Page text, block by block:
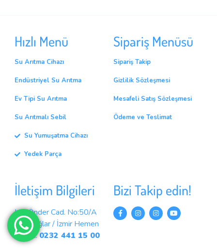
Hızlı Menü
Su Arıtma Cihazı
Endüstriyel Su Arıtma
Ev Tipi Su Arıtma
Su Arıtmalı Sebil
Su Yumuşatma Cihazı
Yedek Parça
Sipariş Menüsü
Sipariş Takip
Gizlilik Sözleşmesi
Mesafeli Satış Sözleşmesi
Ödeme ve Teslimat
İletişim Bilgileri
Ulu Önder Cad. No:50/A
Karabağlar / İzmir Hemen
Arayın:0232 441 15 00
Bizi Takip edin!